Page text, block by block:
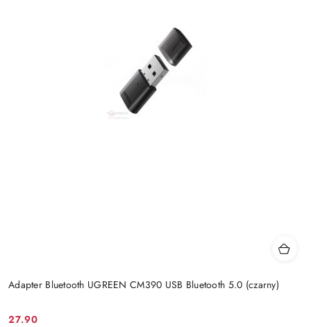
Adapter Bluetooth UGREEN CM390 USB Bluetooth 5.0 (czarny)
27.90